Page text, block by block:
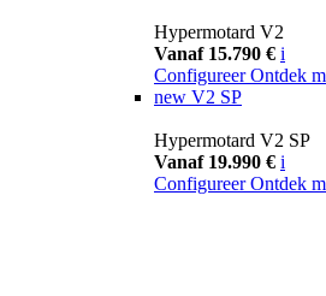
Hypermotard V2
Vanaf 15.790 € i
Configureer Ontdek
new V2 SP
Hypermotard V2 SP
Vanaf 19.990 € i
Configureer Ontdek